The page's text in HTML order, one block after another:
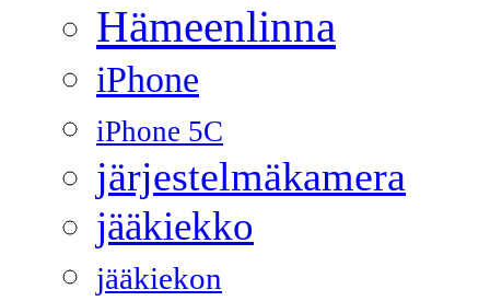
Hämeenlinna
iPhone
iPhone 5C
järjestelmäkamera
jääkiekko
jääkiekon